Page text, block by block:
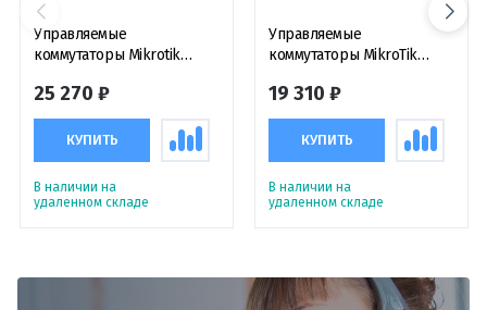
Управляемые
коммутаторы Mikrotik
CRS326-24G-2S+IN,
коммутатор с функциями
маршрутизатора
25 270 ₽
КУПИТЬ
В наличии на
удаленном складе
Управляемые
коммутаторы MikroTik
19 310 ₽
КУПИТЬ
В наличии на
удаленном складе